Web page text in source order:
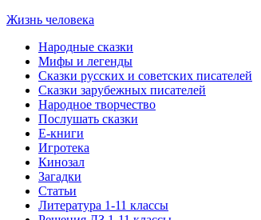
Жизнь человека
Народные сказки
Мифы и легенды
Сказки русских и советских писателей
Сказки зарубежных писателей
Народное творчество
Послушать сказки
Е-книги
Игротека
Кинозал
Загадки
Статьи
Литература 1-11 классы